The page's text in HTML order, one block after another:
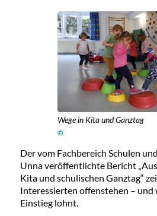
Wege in Kita und Ganztag
©
Der vom Fachbereich Schulen
Unna veröffentlichte Bericht
Kita und schulischen Ganztag“
Interessierten offenstehen – und
Einstieg lohnt.